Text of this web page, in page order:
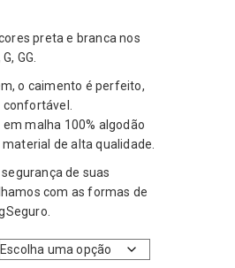
preta e branca nos
GG.
o caimento é perfeito,
malha 100% algodão
de alta qualidade.
de suas
com as formas de